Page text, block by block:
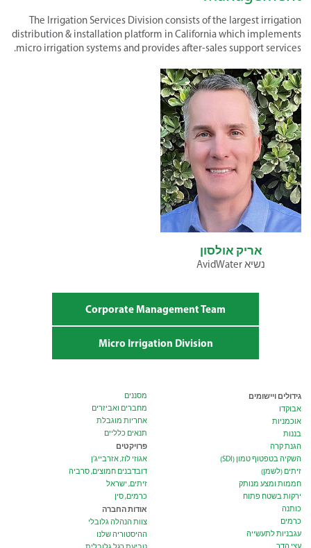
The Irrigation Services Division consists of the largest irrigation
distribution & installation platform in California which implements
micro irrigation systems and provides after-sales support services.
אריק אולסון
נשיא AvidWater
Corporate Management Team
Micro Irrigation Division
גידולים ויישומים
אבוקדו
אוכמניות
בננות
הגנת קרה
השקיה בטפטוף טמון (SDI)
זיתים (לשמן)
חממות ומצע מנותק
ירקות בשטח פתוח
כותנה
כרמים
עגבניות לתעשייה
מסננים
מחברים ואביזרים
אחריות מוגבלת
תנאים כלליים
פרויקטים
אגוזי לוז, אזרבייג’ן
דובדבנים חמוצים, סרביה
זיתים, ישראל
כרמים, סין
אודות החברה
צוות הנהלה גלובלי
ההיסטוריה שלנו